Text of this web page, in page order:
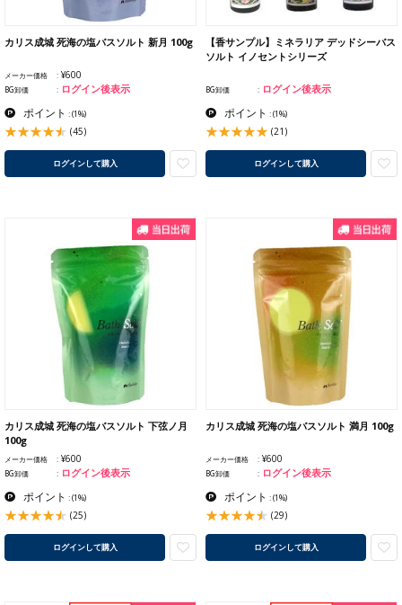
カリス成城 死海の塩バスソルト 新月 100g
メーカー価格 ¥600
BG卸価 ログイン後表示
ポイント :(1%)
(45)
ログインして購入
【香サンプル】ミネラリア デッドシーバス
ソルト イノセントシリーズ
BG卸価 ログイン後表示
ポイント :(1%)
(21)
ログインして購入
カリス成城 死海の塩バスソルト 下弦ノ月
100g
メーカー価格 ¥600
BG卸価 ログイン後表示
ポイント :(1%)
(25)
ログインして購入
カリス成城 死海の塩バスソルト 満月 100g
メーカー価格 ¥600
BG卸価 ログイン後表示
ポイント :(1%)
(29)
ログインして購入